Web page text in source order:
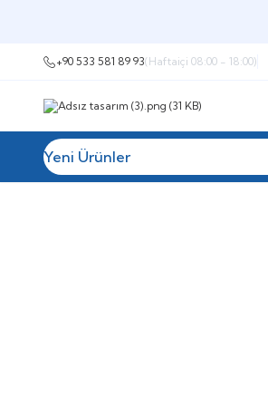
+90 533 581 89 93(Haftaiçi 08:00 - 18:00)
Yeni Ürünler